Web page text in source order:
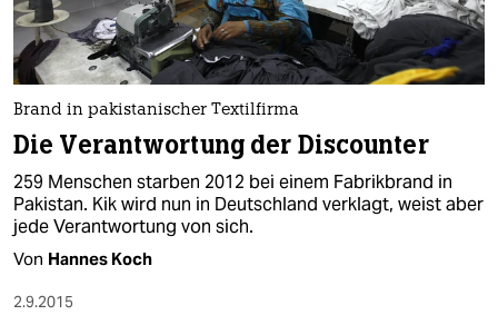
Brand in pakistanischer Textilfirma
Die Verantwortung der Discounter
259 Menschen starben 2012 bei einem Fabrikbrand in
Pakistan. Kik wird nun in Deutschland verklagt, weist aber
jede Verantwortung von sich.
Von Hannes Koch
2.9.2015